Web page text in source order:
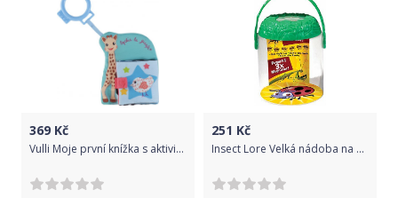
369 Kč
Vulli Moje první knížka s aktivitami žirafa Sophie
251 Kč
Insect Lore Velká nádoba na brouky s lupou - Big Bug Magnifier Jar